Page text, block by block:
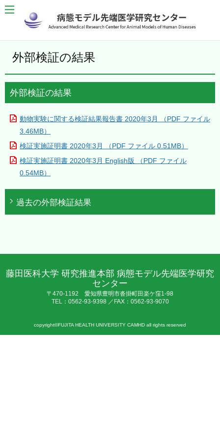
外部検証の結果
外部検証の結果
動物実験に関する検証結果報告書 2020年3月 （PDF ファイル
3.46MB）
検証実施証明書 2020年3月 （PDF ファイル 0.51MB）
検証実施証明書 2020年3月 English版 （PDF ファイル
0.54MB）
過去の外部検証結果
藤田医科大学 研究推進本部 病態モデル先端医学研究
センター
〒470-1192 愛知県豊明市沓掛町田楽ケ窪1-98
TEL：0562-93-9398 ／FAX：0562-93-9070
copyright©FUJITA HEALTH UNIVERSITY CAMHD all rights reserved